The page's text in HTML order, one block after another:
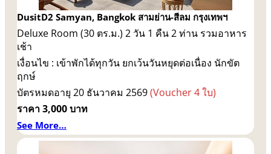
DusitD2 Samyan, Bangkok สามย่าน-สีลม กรุงเทพฯ
Deluxe Room (30 ตร.ม.) 2 วัน 1 คืน 2 ท่าน รวมอาหาร
เช้า
เงื่อนไข : เข้าพักได้ทุกวัน ยกเว้นวันหยุดต่อเนื่อง นักขัต
ฤกษ์
บัตรหมดอายุ 20 ธันวาคม 2569(Voucher 4 ใบ)
ราคา 3,000 บาท
See More…